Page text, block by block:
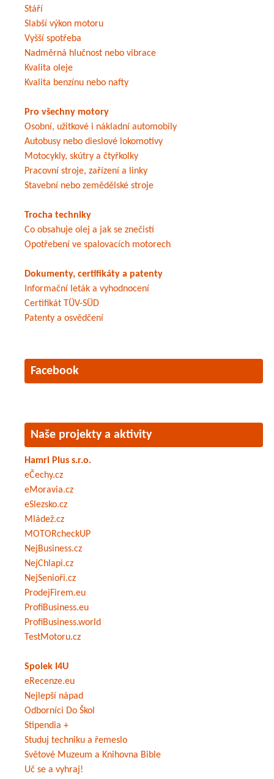
Stáří
Slabší výkon motoru
Vyšší spotřeba
Nadměrná hlučnost nebo vibrace
Kvalita oleje
Kvalita benzínu nebo nafty
Pro všechny motory
Osobní, užitkové i nákladní automobily
Autobusy nebo dieslové lokomotivy
Motocykly, skútry a čtyřkolky
Pracovní stroje, zařízení a linky
Stavební nebo zemědělské stroje
Trocha techniky
Co obsahuje olej a jak se znečistí
Opotřebení ve spalovacích motorech
Dokumenty, certifikáty a patenty
Informační leták a vyhodnocení
Certifikát TÜV-SÜD
Patenty a osvědčení
Facebook
Naše projekty a aktivity
Hamri Plus s.r.o.
eČechy.cz
eMoravia.cz
eSlezsko.cz
Mládež.cz
MOTORcheckUP
NejBusiness.cz
NejChlapi.cz
NejSenioři.cz
ProdejFirem.eu
ProfiBusiness.eu
ProfiBusiness.world
TestMotoru.cz
Spolek I4U
eRecenze.eu
Nejlepší nápad
Odborníci Do Škol
Stipendia +
Studuj techniku a řemeslo
Světové Muzeum a Knihovna Bible
Uč se a vyhraj!